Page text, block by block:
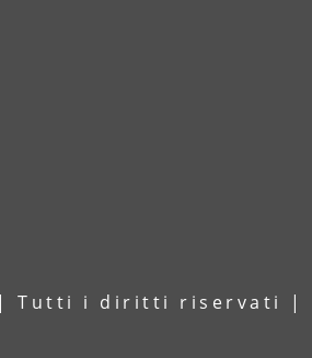
| Tutti i diritti riservati |